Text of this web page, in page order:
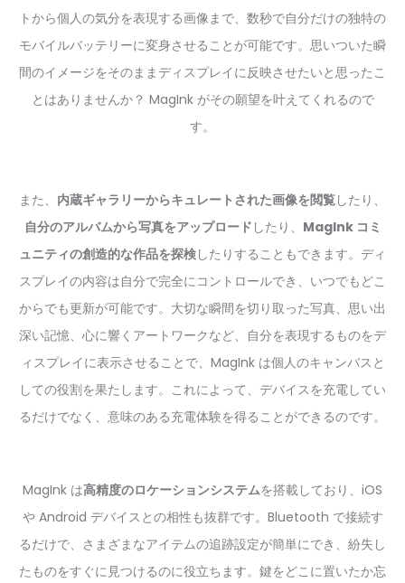
トから個人の気分を表現する画像まで、数秒で自分だけの独特の
モバイルバッテリーに変身させることが可能です。思いついた瞬
間のイメージをそのままディスプレイに反映させたいと思ったこ
とはありませんか？ MagInk がその願望を叶えてくれるので
す。
また、 内蔵ギャラリーからキュレートされた画像を閲覧したり、
自分のアルバムから写真をアップロード したり、 MagInk コミ
ュニティの創造的な作品を探検したりすることもできます。ディ
スプレイの内容は自分で完全にコントロールでき、いつでもどこ
からでも更新が可能です。大切な瞬間を切り取った写真、思い出
深い記憶、心に響くアートワークなど、自分を表現するものをデ
ィスプレイに表示させることで、MagInk は個人のキャンバスと
しての役割を果たします。これによって、デバイスを充電してい
るだけでなく、意味のある充電体験を得ることができるのです。
MagInk は高精度のロケーションシステムを搭載しており、iOS
や Android デバイスとの相性も抜群です。Bluetooth で接続す
るだけで、さまざまなアイテムの追跡設定が簡単にでき、紛失し
たものをすぐに見つけるのに役立ちます。鍵をどこに置いたか忘